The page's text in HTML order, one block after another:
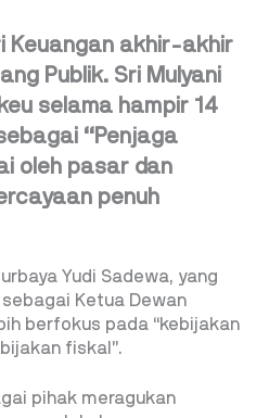
Keuangan akhir-akhir
Publik. Sri Mulyani
selama hampir 14
‘‘Penjaga
oleh pasar dan
penuh
Yudi Sadewa, yang
Ketua Dewan
berfokus pada ‘‘kebijakan
fiskal’’.
pihak meragukan